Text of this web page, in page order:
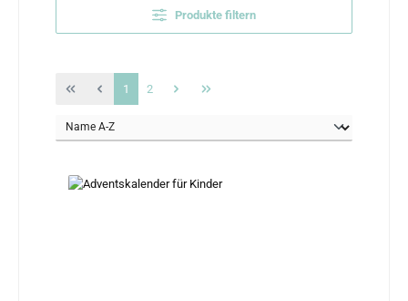
Produkte filtern
Seite
1 Seite
2